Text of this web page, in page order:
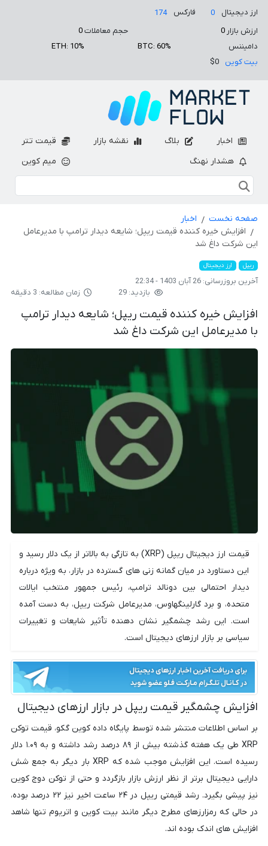
ارز دیجیتال 0 فارکس
174
ارزش بازار0 حجم معاملات0
دامیننس
BTC: 60%
ETH: 10%
بیت کوین
$0
اخبار بلاگ نقشه بازار
قیمت تتر
هشدار نهنگ
میم کوین
صفحه نخست
اخبار
افزایش خیره کننده قیمت ریپل؛ شایعه دیدار ترامپ با مدیرعامل
این شرکت داغ شد
ریپل ارز دیجیتال
آخرین بروزرسانی:26 آبان 1403 - 22:34
بازدید: 29
زمان مطالعه: 3 دقیقه
افزایش خیره کننده قیمت ریپل؛ شایعه دیدار ترامپ
با مدیرعامل این شرکت داغ شد
قیمت ارز دیجیتال ریپل (XRP) به تازگی به بالاتر از یک دلار رسید و
این دستاورد در میان گمانه زنی های گسترده در بازار، به ویژه درباره
دیدار احتمالی بین دونالد ترامپ، رئیس جمهور منتخب ایالات
متحده، و برد گارلینگهاوس، مدیرعامل شرکت ریپل، به دست آمده
است. این رشد چشمگیر نشان دهنده تأثیر شایعات و تغییرات
سیاسی بر بازار ارزهای دیجیتال است.
افزایش چشمگیر قیمت ریپل در بازار ارزهای دیجیتال
بر اساس اطلاعات منتشر شده توسط پایگاه داده کوین گکو، قیمت توکن
XRP طی یک هفته گذشته بیش از ۸۹ درصد رشد داشته و به ۱.۰۹ دلار
رسیده است. این افزایش موجب شده که XRP بار دیگر به جمع شش
دارایی دیجیتال برتر از نظر ارزش بازار بازگردد و حتی از توکن دوج کوین
نیز پیشی بگیرد. رشد قیمتی ریپل در ۲۴ ساعت اخیر نیز ۲۲ درصد بوده،
در حالی که رمزارزهای مطرح دیگر مانند بیت کوین و اتریوم تنها شاهد
افزایش های اندک بوده اند.